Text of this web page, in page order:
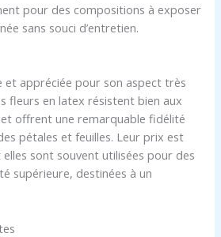
pour des compositions à exposer
sans souci d’entretien.
et appréciée pour son aspect très
fleurs en latex résistent bien aux
offrent une remarquable fidélité
pétales et feuilles. Leur prix est
sont souvent utilisées pour des
supérieure, destinées à un